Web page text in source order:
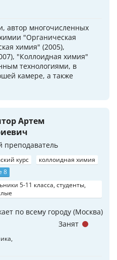
автор многочисленных
"Органическая
химия" (2005),
"Коллоидная химия"
технологиями, в
камере, а также
Артем
преподаватель
курс
коллоидная химия
8
5-11 класса, студенты,
по всему городу (Москва)
Занят